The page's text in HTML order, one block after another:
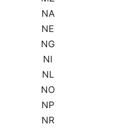
NA
NE
NG
NI
NL
NO
NP
NR